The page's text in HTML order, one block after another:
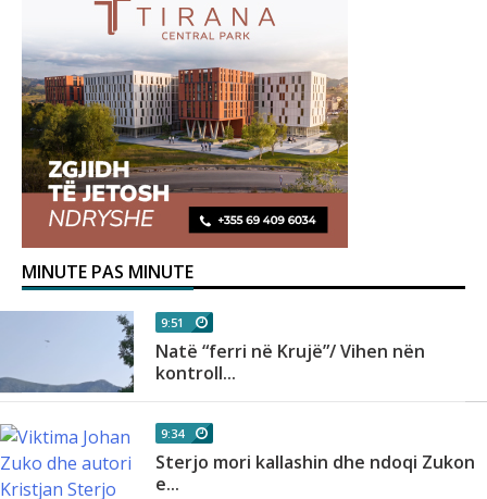
MINUTE PAS MINUTE
9:51
Natë “ferri në Krujë”/ Vihen nën
kontroll...
9:34
Sterjo mori kallashin dhe ndoqi Zukon
e...